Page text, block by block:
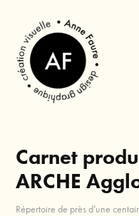
Carnet
ARCHE
Répertoire de près d’une